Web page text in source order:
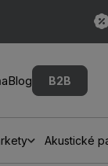
Blog B2B
Akustické